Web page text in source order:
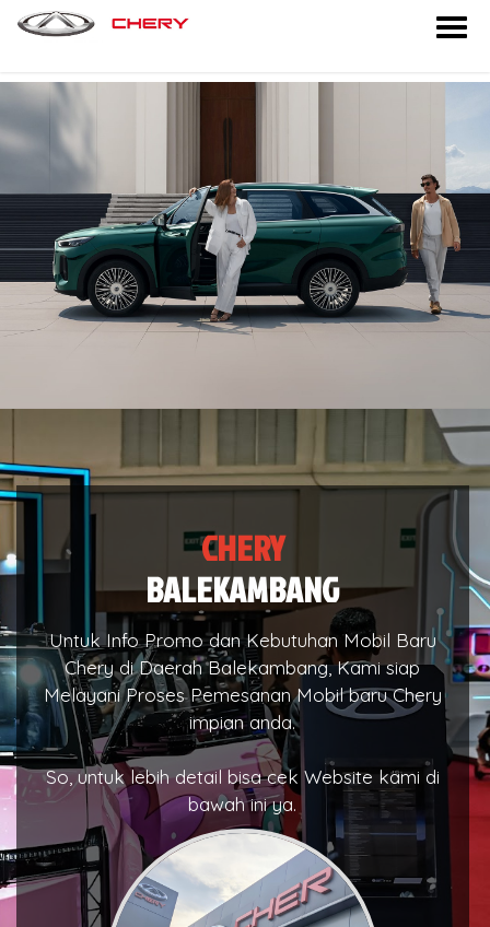
CHERY
BALEKAMBANG
Untuk Info Promo dan Kebutuhan Mobil Baru
Chery di Daerah Balekambang, Kami siap
Melayani Proses Pemesanan Mobil baru Chery
impian anda.
So, untuk lebih detail bisa cek Website kami di
bawah ini ya.